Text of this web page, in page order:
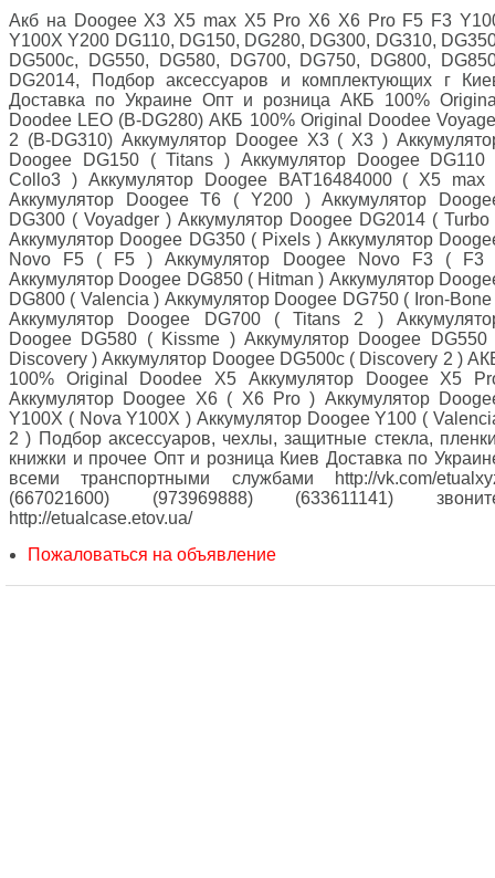
Акб на Doogee X3 X5 max X5 Pro Х6 X6 Pro F5 F3
Y100X Y200 DG110, DG150, DG280, DG300, DG310,
DG500c, DG550, DG580, DG700, DG750, DG800,
DG2014, Подбор аксессуаров и комплектующих г
Доставка по Украине Опт и розница АКБ 100%
Doodee LEO (B-DG280) АКБ 100% Original Doodee
2 (B-DG310) Аккумулятор Doogee X3 ( X3 )
Doogee DG150 ( Titans ) Аккумулятор Doogee DG110
Collo3 ) Аккумулятор Doogee BAT16484000 ( X5 max
Аккумулятор Doogee T6 ( Y200 ) Аккумулятор
DG300 ( Voyadger ) Аккумулятор Doogee DG2014 ( Turbo
Аккумулятор Doogee DG350 ( Pixels ) Аккумулятор
Novo F5 ( F5 ) Аккумулятор Doogee Novo F3 ( F3
Аккумулятор Doogee DG850 ( Hitman ) Аккумулятор
DG800 ( Valencia ) Аккумулятор Doogee DG750 ( Iron-Bone
Аккумулятор Doogee DG700 ( Titans 2 )
Doogee DG580 ( Kissme ) Аккумулятор Doogee DG550
Discovery ) Аккумулятор Doogee DG500c ( Discovery 2 )
100% Original Doodee X5 Аккумулятор Doogee X5
Аккумулятор Doogee X6 ( X6 Pro ) Аккумулятор
Y100X ( Nova Y100X ) Аккумулятор Doogee Y100 (
2 ) Подбор аксессуаров, чехлы, защитные стекла,
книжки и прочее Опт и розница Киев Доставка по
всеми транспортными службами http://vk.com/
(667021600) (973969888) (633611141)
http://etualcase.etov.ua/
Пожаловаться на объявление